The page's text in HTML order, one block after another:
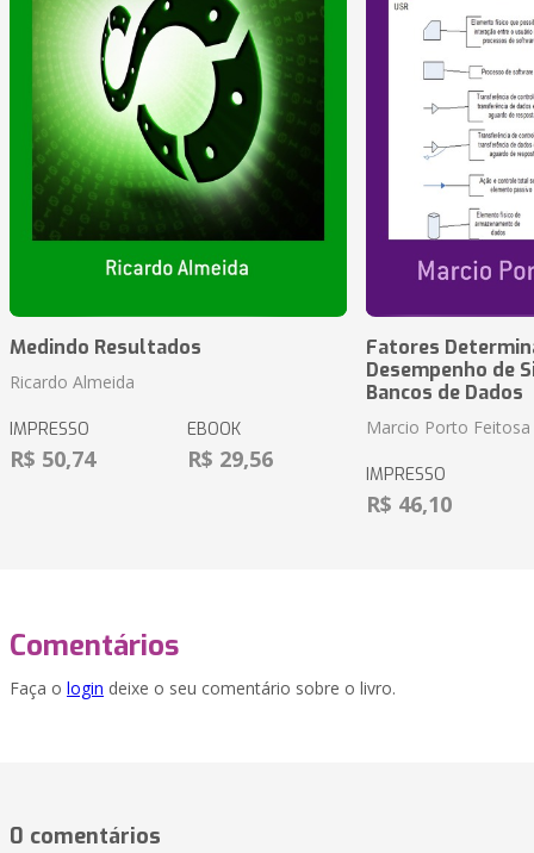
Medindo Resultados
Ricardo Almeida
IMPRESSO
R$ 50,74
EBOOK
R$ 29,56
Fatores
Desempenho de
Bancos de Dados
Marcio Porto Feitosa
IMPRESSO
R$ 46,10
Comentários
Faça o login deixe o seu comentário sobre o livro.
0 comentários